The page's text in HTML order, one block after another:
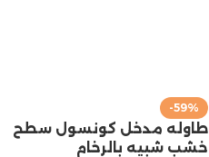
-59%
طاوله مدخل كونسول سطح
خشب شبيه بالرخام